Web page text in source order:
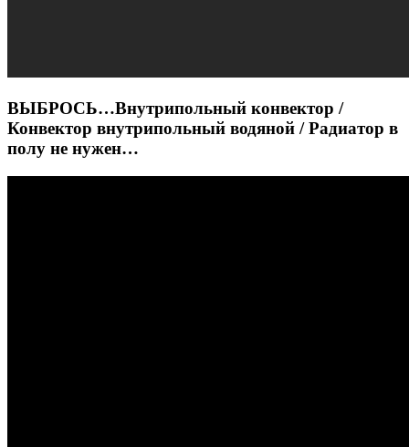
ВЫБРОСЬ…Внутрипольный конвектор /
Конвектор внутрипольный водяной / Радиатор в
полу не нужен…